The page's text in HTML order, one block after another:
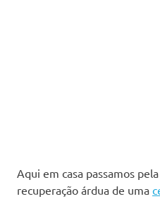
Aqui em casa passamos pela
recuperação árdua de uma